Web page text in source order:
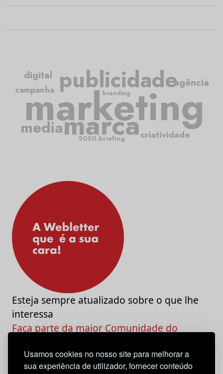
Usamos cookies no nosso site para melhorar a
sua experiência de utilizador, fornecer conteúdo
marketing
publicidade
marcacriatividade
campanha
media
agência
digital
2050.briefing
branding
Esteja sempre atualizado sobre o que lhe
interessa
Faça parte da maior Comunidade do